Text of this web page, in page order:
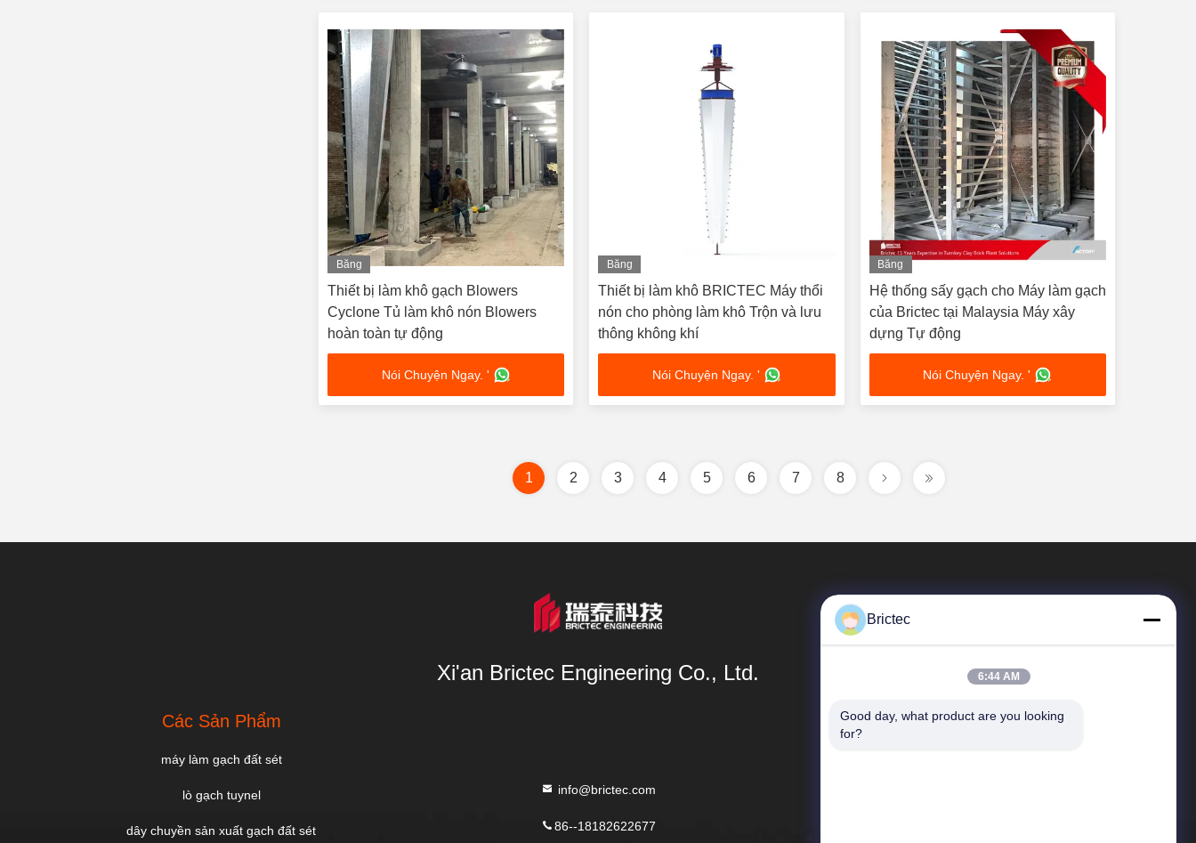
Băng
hình
Thiết bị làm khô gạch Blowers
Cyclone Tủ làm khô nón Blowers
hoàn toàn tự động
Nói Chuyện Ngay. '
Băng
hình
Thiết bị làm khô BRICTEC Máy thổi
nón cho phòng làm khô Trộn và lưu
thông không khí
Nói Chuyện Ngay. '
Băng
hình
Hệ thống sấy gạch cho Máy làm gạch
của Brictec tại Malaysia Máy xây
dựng Tự động
Nói Chuyện Ngay. '
1 2 3 4 5 6 7 8
Xi'an Brictec Engineering Co., Ltd.
Các Sản Phẩm
máy làm gạch đất sét
lò gạch tuynel
dây chuyền sản xuất gạch đất sét
info@brictec.com
86--18182622677
Liên Kết Nhanh
Brictec
6:44 AM
Good day, what product are you looking
for?